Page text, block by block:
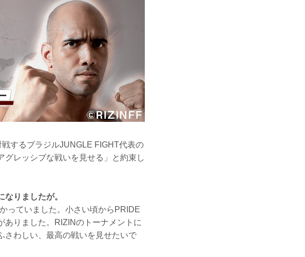
するブラジルJUNGLE FIGHT代表の
レッシブな戦いを見せる」と約束し
りましたが。
っていました。小さい頃からPRIDE
ありました。RIZINのトーナメントに
さわしい、最高の戦いを見せたいで